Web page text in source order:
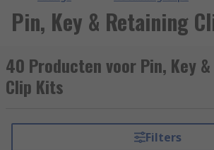
Pin, Key & Retaining
40 Producten voor Pin, Key
Clip Kits
Filters